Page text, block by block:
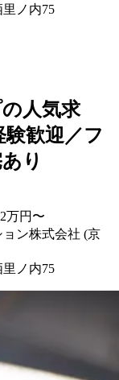
ノ内75
人気求
験歓迎／フ
り
万円〜
ン株式会社 (京
ノ内75